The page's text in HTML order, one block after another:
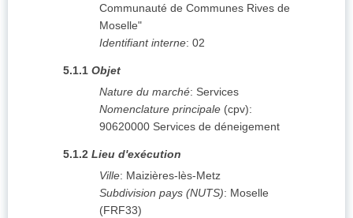
Communauté de Communes Rives de
Moselle"
Identifiant interne: 02
5.1.1 Objet
Nature du marché: Services
Nomenclature principale (cpv):
90620000 Services de déneigement
5.1.2 Lieu d'exécution
Ville: Maizières-lès-Metz
Subdivision pays (NUTS): Moselle
(FRF33)